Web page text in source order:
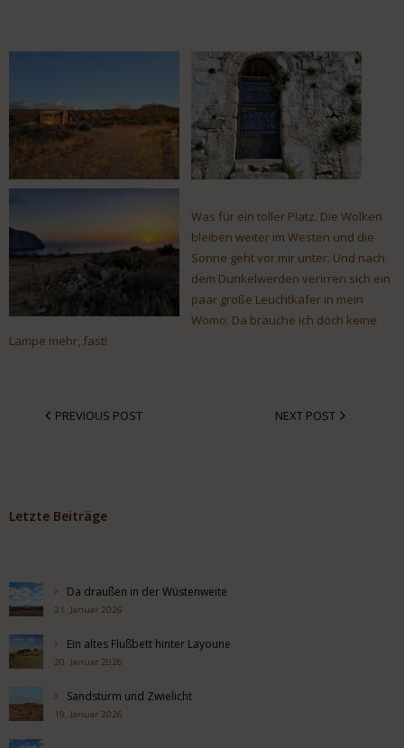
Was für ein toller Platz. Die Wolken
bleiben weiter im Westen und die
Sonne geht vor mir unter. Und nach
dem Dunkelwerden verirren sich ein
paar große Leuchtkäfer in mein
Womo. Da brauche ich doch keine
Lampe mehr, fast!
PREVIOUS POST NEXT POST
Letzte Beiträge
Da draußen in der Wüstenweite
21. Januar 2026
Ein altes Flußbett hinter Layoune
20. Januar 2026
Sandsturm und Zwielicht
19. Januar 2026